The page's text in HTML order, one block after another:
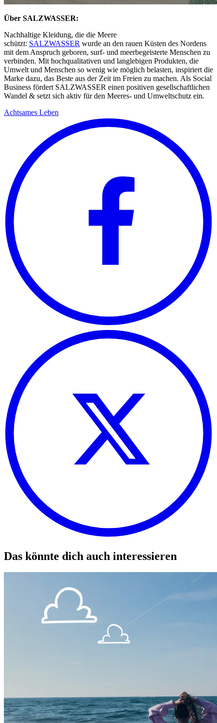
Über SALZWASSER:
Nachhaltige Kleidung, die die Meere
schützt: SALZWASSER wurde an den rauen Küsten des Nordens
mit dem Anspruch geboren, surf- und meerbegeisterte Menschen zu
verbinden. Mit hochqualitativen und langlebigen Produkten, die
Umwelt und Menschen so wenig wie möglich belasten, inspiriert die
Marke dazu, das Beste aus der Zeit im Freien zu machen. Als Social
Business fördert SALZWASSER einen positiven gesellschaftlichen
Wandel & setzt sich aktiv für den Meeres- und Umweltschutz ein.
Achtsames Leben
Das könnte dich auch interessieren